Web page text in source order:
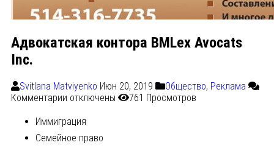
Адвокатская контора BMLex Avocats
Inc.
Svitlana Matviyenko Июн 20, 2019 Общество, Реклама
Комментарии отключены 761 Просмотров
Иммиграция
Семейное право